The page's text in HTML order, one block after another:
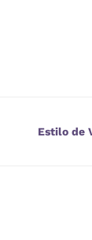
Estilo de